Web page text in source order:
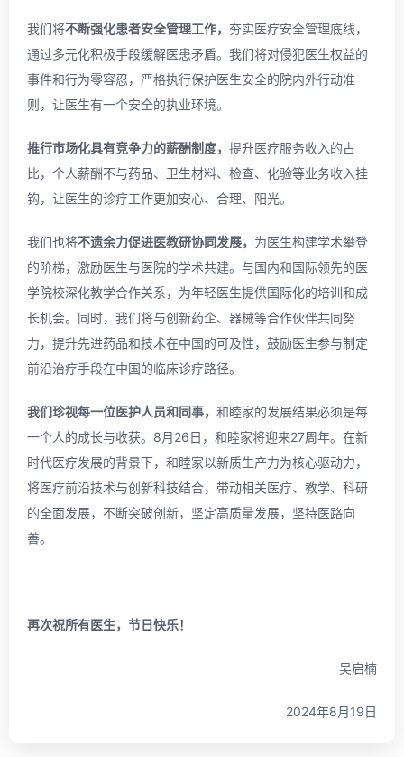
我们将不断强化患者安全管理工作， 夯实医疗安全管理底线，
通过多元化积极手段缓解医患矛盾。我们将对侵犯医生权益的
事件和行为零容忍，严格执行保护医生安全的院内外行动准
则，让医生有一个安全的执业环境。
推行市场化具有竞争力的薪酬制度， 提升医疗服务收入的占
比，个人薪酬不与药品、卫生材料、检查、化验等业务收入挂
钩，让医生的诊疗工作更加安心、合理、阳光。
我们也将不遗余力促进医教研协同发展， 为医生构建学术攀登
的阶梯，激励医生与医院的学术共建。与国内和国际领先的医
学院校深化教学合作关系，为年轻医生提供国际化的培训和成
长机会。同时，我们将与创新药企、器械等合作伙伴共同努
力，提升先进药品和技术在中国的可及性，鼓励医生参与制定
前沿治疗手段在中国的临床诊疗路径。
我们珍视每一位医护人员和同事， 和睦家的发展结果必须是每
一个人的成长与收获。8月26日，和睦家将迎来27周年。在新
时代医疗发展的背景下，和睦家以新质生产力为核心驱动力，
将医疗前沿技术与创新科技结合，带动相关医疗、教学、科研
的全面发展，不断突破创新，坚定高质量发展，坚持医路向
善。
再次祝所有医生，节日快乐！
吴启楠
2024年8月19日